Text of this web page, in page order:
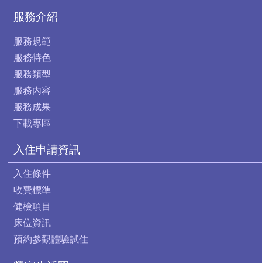
服務介紹
服務規範
服務特色
服務類型
服務內容
服務成果
下載專區
入住申請資訊
入住條件
收費標準
健檢項目
床位資訊
預約參觀體驗試住